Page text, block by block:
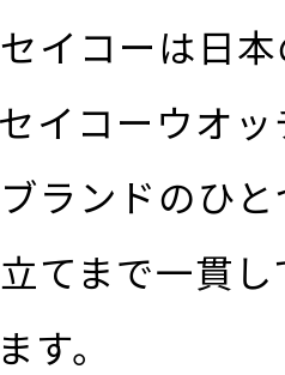
イコーは日
イコーウオ
ランドのひ
てまで一貫
す。